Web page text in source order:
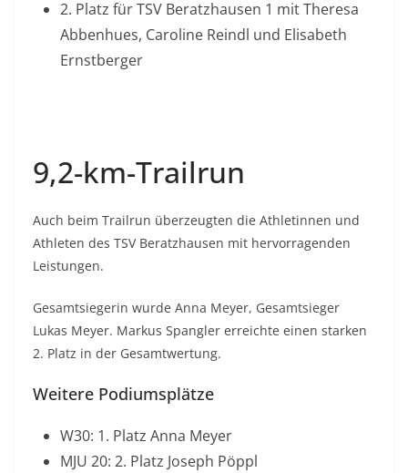
2. Platz für TSV Beratzhausen 1 mit Theresa
Abbenhues, Caroline Reindl und Elisabeth
Ernstberger
9,2-km-Trailrun
Auch beim Trailrun überzeugten die Athletinnen und
Athleten des TSV Beratzhausen mit hervorragenden
Leistungen.
Gesamtsiegerin wurde Anna Meyer, Gesamtsieger
Lukas Meyer. Markus Spangler erreichte einen starken
2. Platz in der Gesamtwertung.
Weitere Podiumsplätze
W30: 1. Platz Anna Meyer
MJU 20: 2. Platz Joseph Pöppl